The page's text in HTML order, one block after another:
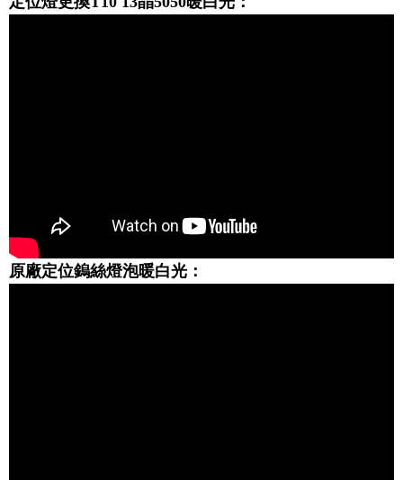
原廠定位鎢絲燈泡暖白光：